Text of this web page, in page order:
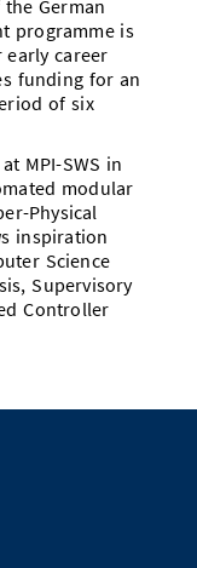
German
programme is
career
funding for an
of six
MPI-SWS in
modular
Physical
inspiration
Science
Supervisory
Controller